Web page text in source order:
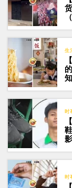
生
时
时